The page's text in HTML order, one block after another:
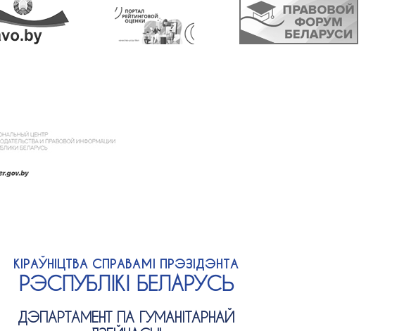
КІРАЎНІЦТВА СПРАВАМІ ПРЭЗІДЭНТА
РЭСПУБЛІКІ БЕЛАРУСЬ
ДЭПАРТАМЕНТ ПА ГУМАНІТАРНАЙ